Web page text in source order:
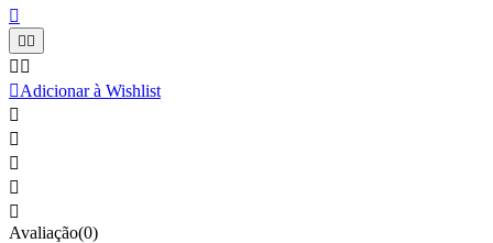


 
Adicionar à Wishlist





Avaliação(0)